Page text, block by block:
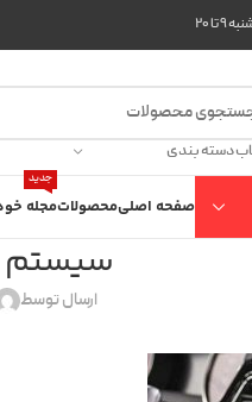
۲۰
دسته بندی
صفحه اصلیمحصولاتمجله
جدید
سیستم
ارسال توسط